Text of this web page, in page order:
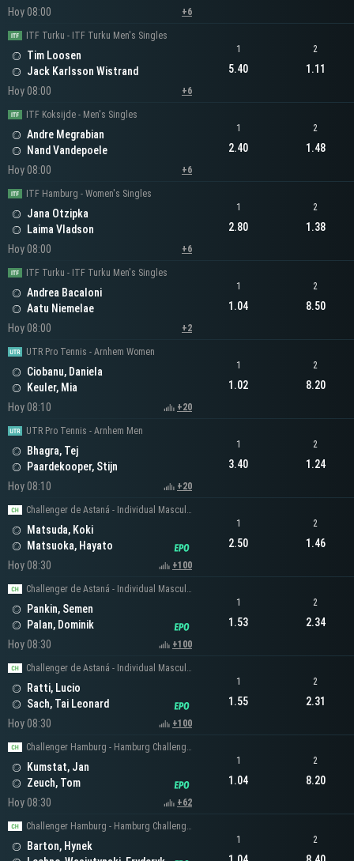
Hoy 08:00
+6
ITF Turku - ITF Turku Men's Singles
Tim Loosen
Jack Karlsson Wistrand
Hoy 08:00
+6
1
5.40
2
1.11
ITF Koksijde - Men's Singles
Andre Megrabian
Nand Vandepoele
Hoy 08:00
+6
1
2.40
2
1.48
ITF Hamburg - Women's Singles
Jana Otzipka
Laima Vladson
Hoy 08:00
+6
1
2.80
2
1.38
ITF Turku - ITF Turku Men's Singles
Andrea Bacaloni
Aatu Niemelae
Hoy 08:00
+2
1
1.04
2
8.50
UTR Pro Tennis - Arnhem Women
Ciobanu, Daniela
Keuler, Mia
Hoy 08:10
+20
1
1.02
2
8.20
UTR Pro Tennis - Arnhem Men
Bhagra, Tej
Paardekooper, Stijn
Hoy 08:10
+20
1
3.40
2
1.24
Challenger de Astaná - Individual Masculino
Matsuda, Koki
Matsuoka, Hayato
Hoy 08:30
+100
1
2.50
2
1.46
Challenger de Astaná - Individual Masculino
Pankin, Semen
Palan, Dominik
Hoy 08:30
+100
1
1.53
2
2.34
Challenger de Astaná - Individual Masculino
Ratti, Lucio
Sach, Tai Leonard
Hoy 08:30
+100
1
1.55
2
2.31
Challenger Hamburg - Hamburg Challenger Men's Singles
Kumstat, Jan
Zeuch, Tom
Hoy 08:30
+62
1
1.04
2
8.20
Challenger Hamburg - Hamburg Challenger Men's Singles
Barton, Hynek
1 2